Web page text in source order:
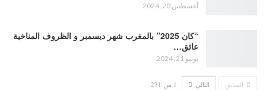
أغسطس 20, 2024
“كان 2025” بالمغرب شهر ديسمبر و الظروف المناخية
عائق…
يونيو 21, 2024
السابق التالي 1 من 231